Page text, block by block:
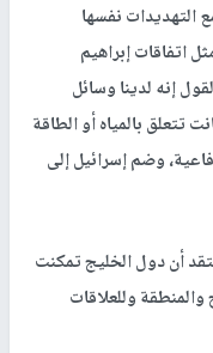
التهديدات نفسها
اتفاقات إبراهيم
إنه لدينا وسائل
تتعلق بالمياه أو الطاقة
وضم إسرائيل إلى
أن دول الخليج تمكنت
وللعلاقات